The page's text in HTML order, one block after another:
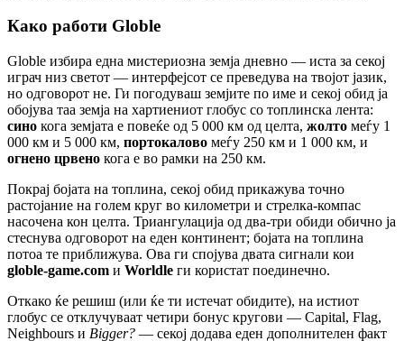
Како работи Globle
Globle избира една мистериозна земја дневно — иста за секој
играч низ светот — интерфејсот се преведува на твојот јазик,
но одговорот не. Ги погодуваш земјите по име и секој обид ја
обојува таа земја на хартиениот глобус со топлинска лента:
сино кога земјата е повеќе од 5 000 км од целта, жолто меѓу 1
000 км и 5 000 км, портокалово меѓу 250 км и 1 000 км, и
огнено црвено кога е во рамки на 250 км.
Покрај бојата на топлина, секој обид прикажува точно
растојание на голем круг во километри и стрелка-компас
насочена кон целта. Триангулација од два-три обиди обично ја
стеснува одговорот на еден континент; бојата на топлина
потоа те приближува. Ова ги спојува двата сигнали кои
globle-game.com и Worldle ги користат поединечно.
Откако ќе решиш (или ќе ти истечат обидите), на истиот
глобус се отклучуваат четири бонус кругови — Capital, Flag,
Neighbours и Bigger? — секој додава еден дополнителен факт